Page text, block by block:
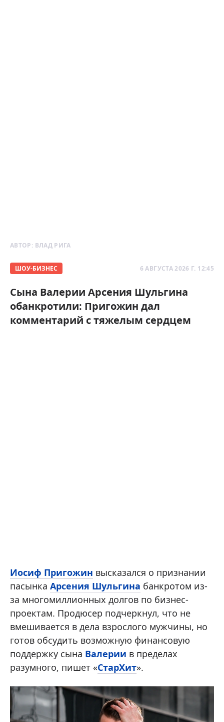
АВТОР: ВЛАД РИГА
ШОУ-БИЗНЕС 6 АВГУСТА 2026 Г. 12:45
Сына Валерии Арсения Шульгина
обанкротили: Пригожин дал
комментарий с тяжелым сердцем
Иосиф Пригожин высказался о признании
пасынка Арсения Шульгина банкротом из-
за многомиллионных долгов по бизнес-
проектам. Продюсер подчеркнул, что не
вмешивается в дела взрослого мужчины, но
готов обсудить возможную финансовую
поддержку сына Валерии в пределах
разумного, пишет «СтарХит».